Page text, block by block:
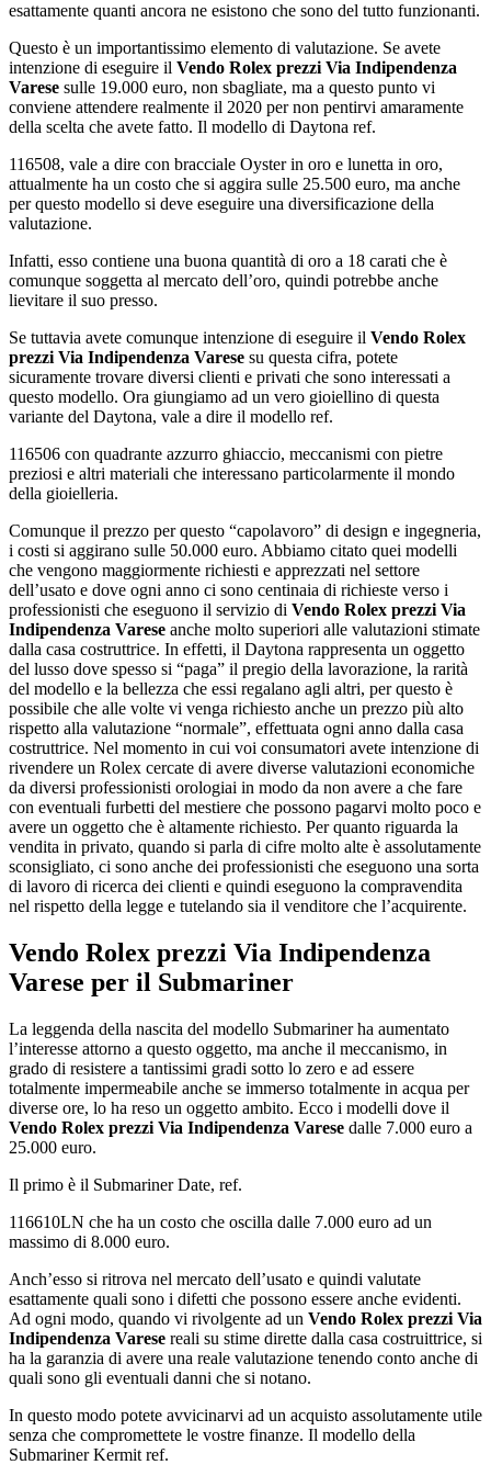
esattamente quanti ancora ne esistono che sono del tutto funzionanti.
Questo è un importantissimo elemento di valutazione. Se avete
intenzione di eseguire il Vendo Rolex prezzi Via Indipendenza
Varese sulle 19.000 euro, non sbagliate, ma a questo punto vi
conviene attendere realmente il 2020 per non pentirvi amaramente
della scelta che avete fatto. Il modello di Daytona ref.
116508, vale a dire con bracciale Oyster in oro e lunetta in oro,
attualmente ha un costo che si aggira sulle 25.500 euro, ma anche
per questo modello si deve eseguire una diversificazione della
valutazione.
Infatti, esso contiene una buona quantità di oro a 18 carati che è
comunque soggetta al mercato dell’oro, quindi potrebbe anche
lievitare il suo presso.
Se tuttavia avete comunque intenzione di eseguire il Vendo Rolex
prezzi Via Indipendenza Varese su questa cifra, potete
sicuramente trovare diversi clienti e privati che sono interessati a
questo modello. Ora giungiamo ad un vero gioiellino di questa
variante del Daytona, vale a dire il modello ref.
116506 con quadrante azzurro ghiaccio, meccanismi con pietre
preziosi e altri materiali che interessano particolarmente il mondo
della gioielleria.
Comunque il prezzo per questo “capolavoro” di design e ingegneria,
i costi si aggirano sulle 50.000 euro. Abbiamo citato quei modelli
che vengono maggiormente richiesti e apprezzati nel settore
dell’usato e dove ogni anno ci sono centinaia di richieste verso i
professionisti che eseguono il servizio di Vendo Rolex prezzi Via
Indipendenza Varese anche molto superiori alle valutazioni stimate
dalla casa costruttrice. In effetti, il Daytona rappresenta un oggetto
del lusso dove spesso si “paga” il pregio della lavorazione, la rarità
del modello e la bellezza che essi regalano agli altri, per questo è
possibile che alle volte vi venga richiesto anche un prezzo più alto
rispetto alla valutazione “normale”, effettuata ogni anno dalla casa
costruttrice. Nel momento in cui voi consumatori avete intenzione di
rivendere un Rolex cercate di avere diverse valutazioni economiche
da diversi professionisti orologiai in modo da non avere a che fare
con eventuali furbetti del mestiere che possono pagarvi molto poco e
avere un oggetto che è altamente richiesto. Per quanto riguarda la
vendita in privato, quando si parla di cifre molto alte è assolutamente
sconsigliato, ci sono anche dei professionisti che eseguono una sorta
di lavoro di ricerca dei clienti e quindi eseguono la compravendita
nel rispetto della legge e tutelando sia il venditore che l’acquirente.
Vendo Rolex prezzi Via Indipendenza
Varese per il Submariner
La leggenda della nascita del modello Submariner ha aumentato
l’interesse attorno a questo oggetto, ma anche il meccanismo, in
grado di resistere a tantissimi gradi sotto lo zero e ad essere
totalmente impermeabile anche se immerso totalmente in acqua per
diverse ore, lo ha reso un oggetto ambito. Ecco i modelli dove il
Vendo Rolex prezzi Via Indipendenza Varese dalle 7.000 euro a
25.000 euro.
Il primo è il Submariner Date, ref.
116610LN che ha un costo che oscilla dalle 7.000 euro ad un
massimo di 8.000 euro.
Anch’esso si ritrova nel mercato dell’usato e quindi valutate
esattamente quali sono i difetti che possono essere anche evidenti.
Ad ogni modo, quando vi rivolgente ad un Vendo Rolex prezzi Via
Indipendenza Varese reali su stime dirette dalla casa costruittrice, si
ha la garanzia di avere una reale valutazione tenendo conto anche di
quali sono gli eventuali danni che si notano.
In questo modo potete avvicinarvi ad un acquisto assolutamente utile
senza che compromettete le vostre finanze. Il modello della
Submariner Kermit ref.